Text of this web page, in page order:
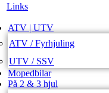
Links
ATV | UTV
ATV / Fyrhjuling
UTV / SSV
Mopedbilar
På 2 & 3 hjul